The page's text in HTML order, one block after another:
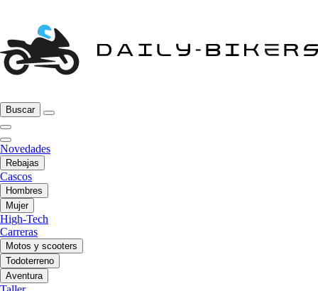
Buscar
Novedades
Rebajas
Cascos
Hombres
Mujer
High-Tech
Carreras
Motos y scooters
Todoterreno
Aventura